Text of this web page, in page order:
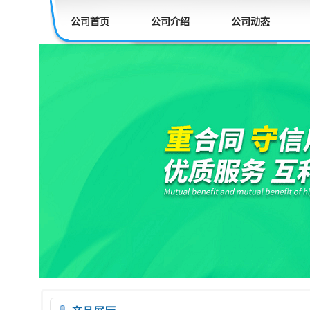
公司首页 公司介绍 公司动态